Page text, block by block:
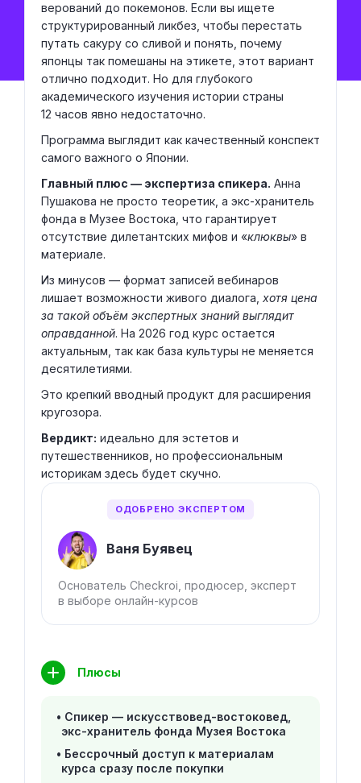
верований до покемонов. Если вы ищете
структурированный ликбез, чтобы перестать
путать сакуру со сливой и понять, почему
японцы так помешаны на этикете, этот вариант
отлично подходит. Но для глубокого
академического изучения истории страны
12 часов явно недостаточно.
Программа выглядит как качественный конспект
самого важного о Японии.
Главный плюс — экспертиза спикера. Анна
Пушакова не просто теоретик, а экс-хранитель
фонда в Музее Востока, что гарантирует
отсутствие дилетантских мифов и «клюквы» в
материале.
Из минусов — формат записей вебинаров
лишает возможности живого диалога, хотя цена
за такой объём экспертных знаний выглядит
оправданной. На 2026 год курс остается
актуальным, так как база культуры не меняется
десятилетиями.
Это крепкий вводный продукт для расширения
кругозора.
Вердикт: идеально для эстетов и
путешественников, но профессиональным
историкам здесь будет скучно.
ОДОБРЕНО ЭКСПЕРТОМ
Ваня Буявец
Основатель Checkroi, продюсер, эксперт
в выборе онлайн-курсов
Плюсы
Спикер — искусствовед-востоковед,
экс-хранитель фонда Музея Востока
Бессрочный доступ к материалам
курса сразу после покупки